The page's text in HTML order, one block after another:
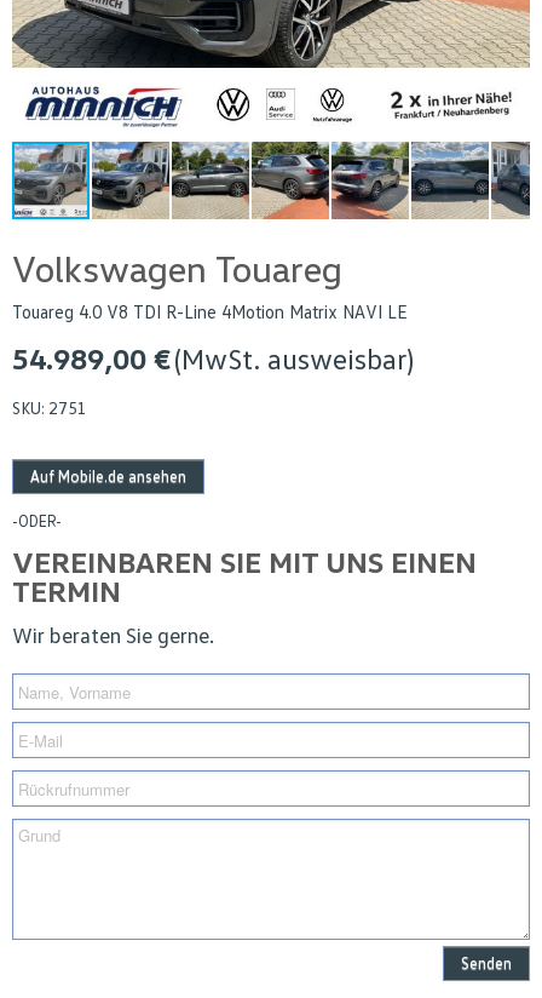
Volkswagen Touareg
Touareg 4.0 V8 TDI R-Line 4Motion Matrix NAVI LE
54.989,00 €(MwSt. ausweisbar)
SKU: 2751
Auf Mobile.de ansehen
-ODER-
VEREINBAREN SIE MIT UNS EINEN
TERMIN
Wir beraten Sie gerne.
Senden